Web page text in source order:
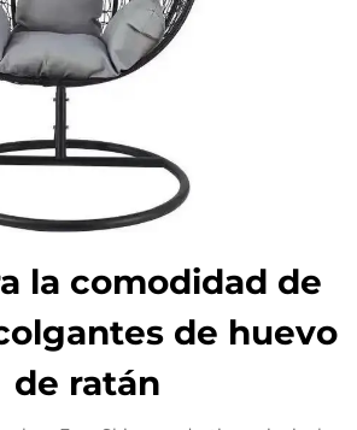
la comodidad de
de huevo
de ratán